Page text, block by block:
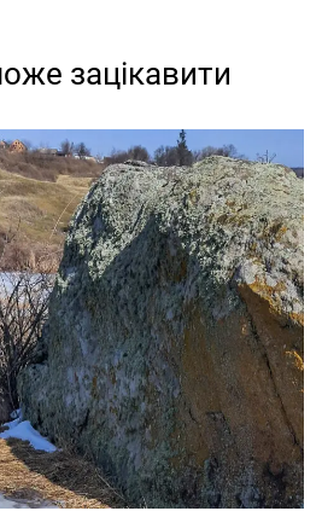
зацікавити